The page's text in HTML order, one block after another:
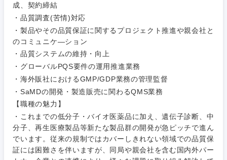
成、契約締結
・品質調査(苦情)対応
・製品やその品質保証に関するプロジェクト推進や親会社と
のコミュニケ―ション
・品質システムの維持・向上
・グローバルPQS要件の運用推進業務
・海外販社におけるGMP/GDP業務の管理監督
・SaMDの開発・製造販売に関わるQMS業務
【職種の魅力】
・これまでの低分子・バイオ医薬品に加え、遺伝子診断、中
分子、再生医療製品等新たな製品群の開発が急ピッチで進ん
でいます。従来の規制ではカバーしきれない領域での品質保
証には困難さを伴いますが、同局や親会社を含む国内外パー
経営企
画・事業
企画
経営ボー
ド
管理
SCM
人事
画
事業企画・事業開発
事業管理
新規事業企画・立上げ
M&A・事業投資
経営企画・事業企画
経営ボード
管理
SCM
人事
マーケティング
商社・卸
エネルギー・資源・環境
自動車・機械・船舶
電気・電子・半導体
素材・化学・金属
北海道・東北地方
北海道
秋田県 岩手県
宮城県
福島県
希望年収
推奨年齢
20代
フリーワード